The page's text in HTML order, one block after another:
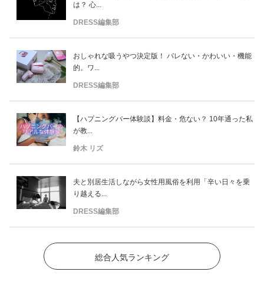
は？ 心...
DRESS編集部
おしゃれな吸うやつ決定版！ バレない・かわいい・機能
的。ワ...
DRESS編集部
【ハプニングバー体験談】料金・危ない？ 10年通った私
が教...
鈴木 リズ
夫と別居生活しながら女性用風俗を利用「辛い日々を乗
り越える...
DRESS編集部
総合人気ランキング